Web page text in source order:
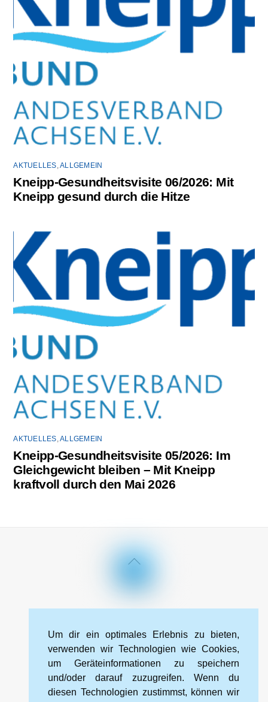
AKTUELLES,ALLGEMEIN
Kneipp-Gesundheitsvisite 06/2026: Mit
Kneipp gesund durch die Hitze
AKTUELLES,ALLGEMEIN
Kneipp-Gesundheitsvisite 05/2026: Im
Gleichgewicht bleiben – Mit Kneipp
kraftvoll durch den Mai 2026
Back
Cookie-Richtlinie (EU)
Kneipp-Bund Landesverband Sachsen e. V.
Um dir ein optimales Erlebnis zu bieten,
verwenden wir Technologien wie Cookies,
um Geräteinformationen zu speichern
und/oder darauf zuzugreifen. Wenn du
diesen Technologien zustimmst, können wir